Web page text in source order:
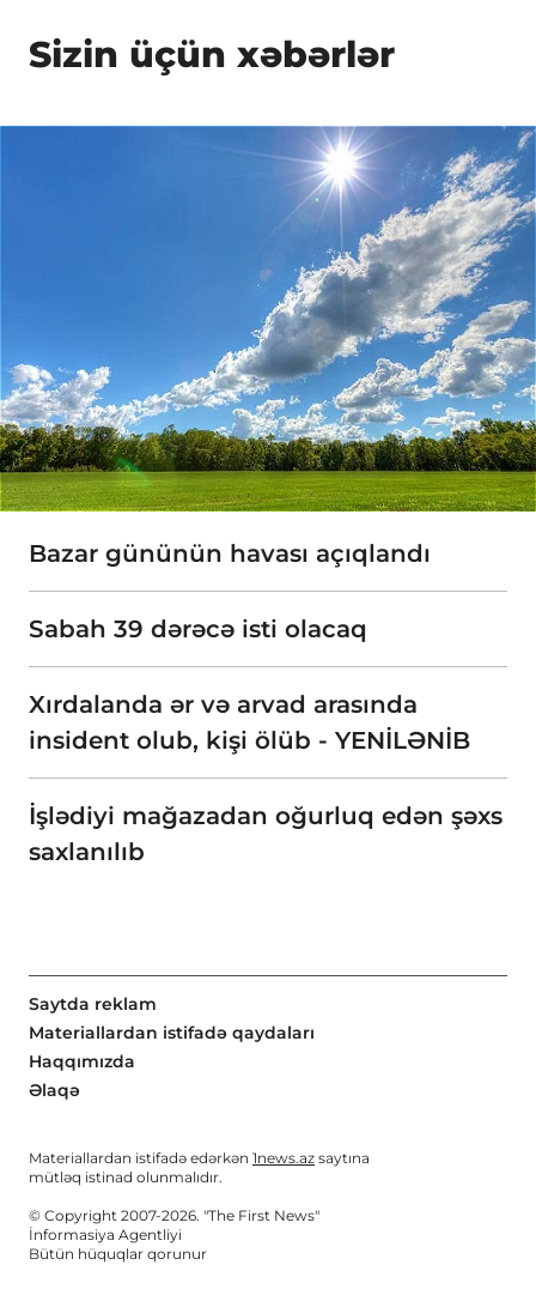
Sizin üçün xəbərlər
Bazar gününün havası açıqlandı
Sabah 39 dərəcə isti olacaq
Xırdalanda ər və arvad arasında
insident olub, kişi ölüb - YENİLƏNİB
İşlədiyi mağazadan oğurluq edən şəxs
saxlanılıb
Saytda reklam
Materiallardan istifadə qaydaları
Haqqımızda
Əlaqə
Materiallardan istifadə edərkən 1news.az saytına
mütləq istinad olunmalıdır.
© Copyright 2007-2026. "The First News"
İnformasiya Agentliyi
Bütün hüquqlar qorunur